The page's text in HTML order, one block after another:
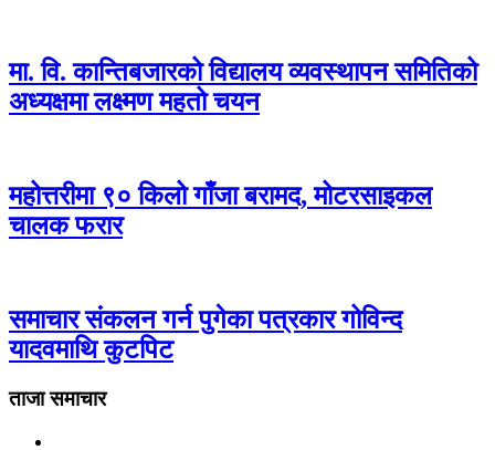
मा. वि. कान्तिबजारको विद्यालय व्यवस्थापन समितिको
अध्यक्षमा लक्ष्मण महतो चयन
महोत्तरीमा ९० किलो गाँजा बरामद, मोटरसाइकल
चालक फरार
समाचार संकलन गर्न पुगेका पत्रकार गोविन्द
यादवमाथि कुटपिट
ताजा समाचार